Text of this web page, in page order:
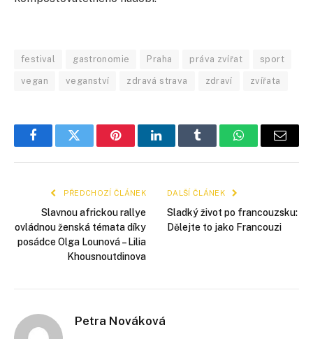
festival gastronomie Praha práva zvířat sport
vegan veganství zdravá strava zdraví zvířata
FacebookTwitter PinterestLinkedInTumblr WhatsApp
E-
PŘEDCHOZÍ ČLÁNEK
Slavnou africkou rallye
ovládnou ženská témata díky
posádce Olga Lounová – Lilia
Khousnoutdinova
DALŠÍ ČLÁNEK
Sladký život po francouzsku:
Dělejte to jako Francouzi
Petra Nováková